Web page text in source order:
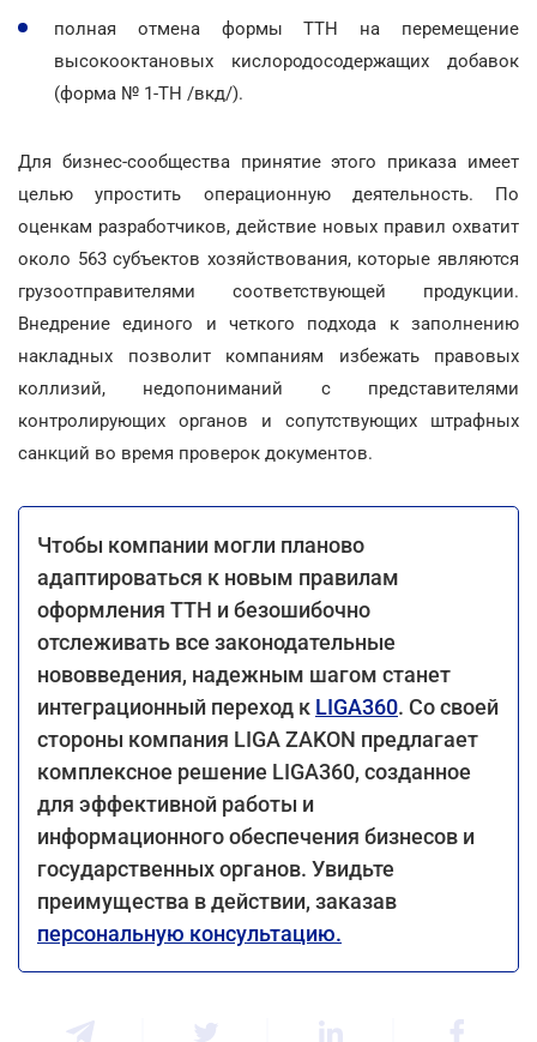
полная отмена формы ТТН на перемещение
высокооктановых кислородосодержащих добавок
(форма № 1-ТН /вкд/).
Для бизнес-сообщества принятие этого приказа имеет
целью упростить операционную деятельность. По
оценкам разработчиков, действие новых правил охватит
около 563 субъектов хозяйствования, которые являются
грузоотправителями соответствующей продукции.
Внедрение единого и четкого подхода к заполнению
накладных позволит компаниям избежать правовых
коллизий, недопониманий с представителями
контролирующих органов и сопутствующих штрафных
санкций во время проверок документов.
Чтобы компании могли планово
адаптироваться к новым правилам
оформления ТТН и безошибочно
отслеживать все законодательные
нововведения, надежным шагом станет
интеграционный переход к LIGA360. Со своей
стороны компания LIGA ZAKON предлагает
комплексное решение LIGA360, созданное
для эффективной работы и
информационного обеспечения бизнесов и
государственных органов. Увидьте
преимущества в действии, заказав
персональную консультацию.